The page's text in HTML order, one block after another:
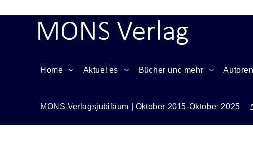
Home Aktuelles Bücher und mehr Autoren
MONS Verlagsjubiläum | Oktober 2015-Oktober 2025